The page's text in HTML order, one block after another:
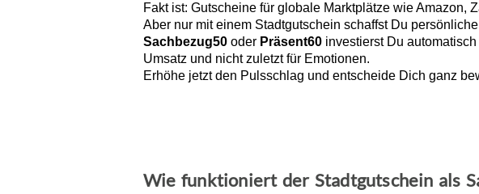
Fakt ist: Gutscheine für globale Marktplätze wie Amazon,
Aber nur mit einem Stadtgutschein schaffst Du
Sachbezug50 oder Präsent60 investierst Du
Umsatz und nicht zuletzt für Emotionen.
Erhöhe jetzt den Pulsschlag und entscheide Dich ganz
Wie funktioniert der Stadtgutschein als